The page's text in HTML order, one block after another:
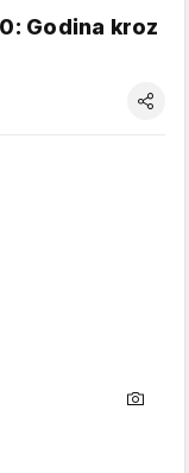
Godina kroz